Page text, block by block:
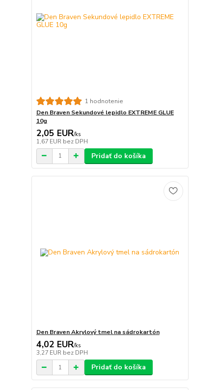
1 hodnotenie
Den Braven Sekundové lepidlo EXTREME GLUE
10g
2,05 EUR/ks
1,67 EUR bez DPH
Pridať do košíka
Den Braven Akrylový tmel na sádrokartón
4,02 EUR/ks
3,27 EUR bez DPH
Pridať do košíka